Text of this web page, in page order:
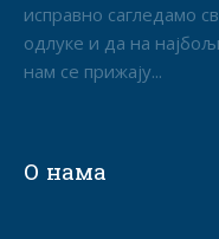
исправно сагледамо
одлуке и да на
нам се прижају...
О нама